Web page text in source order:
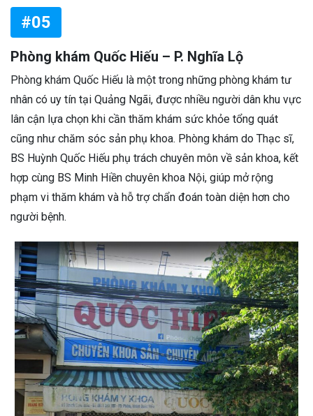
#05
Phòng khám Quốc Hiếu – P. Nghĩa Lộ
Phòng khám Quốc Hiếu là một trong những phòng khám tư
nhân có uy tín tại Quảng Ngãi, được nhiều người dân khu vực
lân cận lựa chọn khi cần thăm khám sức khỏe tổng quát
cũng như chăm sóc sản phụ khoa. Phòng khám do Thạc sĩ,
BS Huỳnh Quốc Hiếu phụ trách chuyên môn về sản khoa, kết
hợp cùng BS Minh Hiền chuyên khoa Nội, giúp mở rộng
phạm vi thăm khám và hỗ trợ chẩn đoán toàn diện hơn cho
người bệnh.